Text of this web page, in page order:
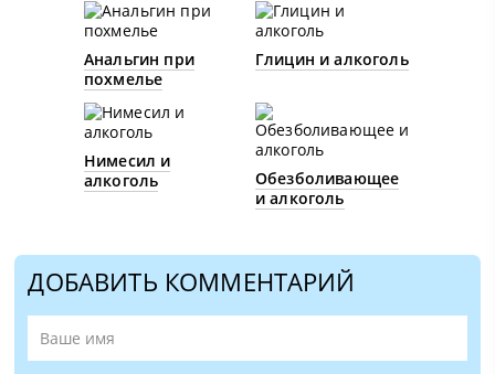
Анальгин при
похмелье
Глицин и алкоголь
Нимесил и
алкоголь
Обезболивающее
и алкоголь
ДОБАВИТЬ КОММЕНТАРИЙ